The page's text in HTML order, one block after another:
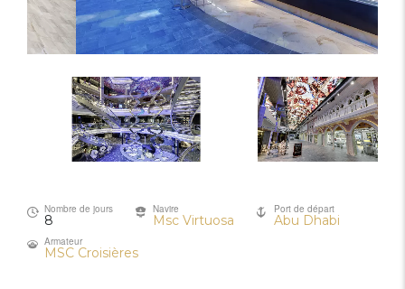
Nombre de jours
8
Navire
Msc Virtuosa
Port de départ
Abu Dhabi
Armateur
MSC Croisières